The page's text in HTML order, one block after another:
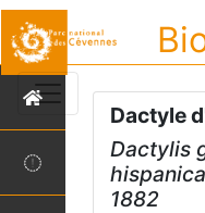
Dactyle
Dactylis
hispanica
1882